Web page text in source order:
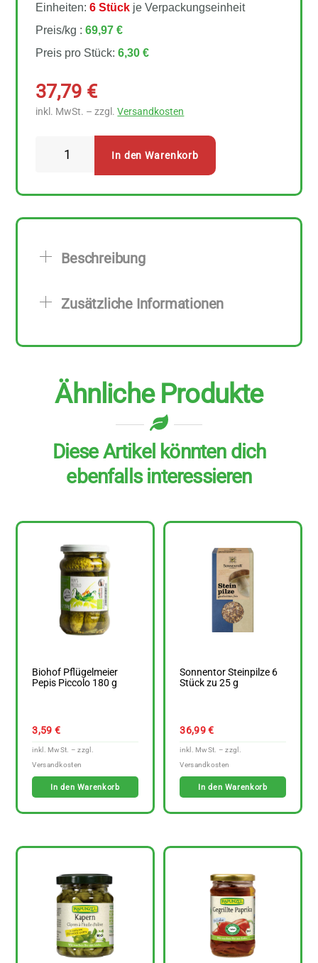
Einheiten:6 Stück je Verpackungseinheit
Preis/kg :69,97 €
Preis pro Stück:6,30 €
37,79 €
inkl. MwSt. – zzgl.Versandkosten
90
In den Warenkorb
Beschreibung
Zusätzliche Informationen
Ähnliche Produkte
Diese Artikel könnten dich
ebenfalls interessieren
Biohof Pflügelmeier
Pepis Piccolo 180 g
3,59 €
In den Warenkorb
Sonnentor Steinpilze 6
Stück zu 25 g
36,99€
In den Warenkorb